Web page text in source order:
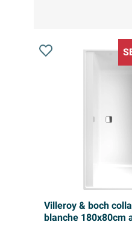
Villeroy & boch
blanche 180x80cm